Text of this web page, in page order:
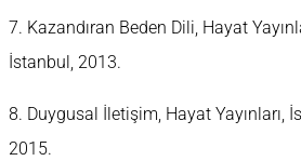
7. Kazandıran Beden Dili, Hayat
İstanbul, 2013.
8. Duygusal İletişim, Hayat Yayınları,
2015.